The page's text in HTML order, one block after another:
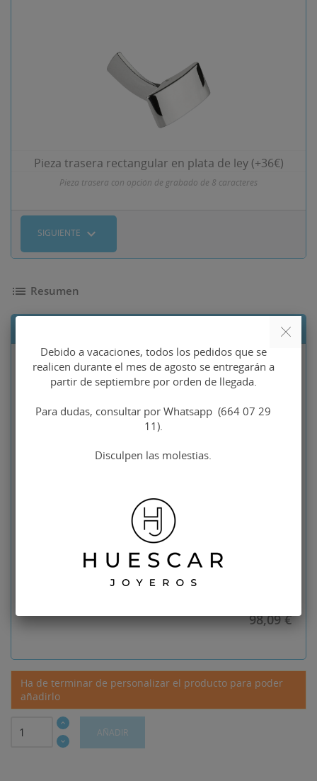
Pieza trasera rectangular en plata de ley (+36€)
Pieza trasera con opción de grabado de 8 caracteres
SIGUIENTE expand_more
list Resumen
Precio base
Gemelos
Calavera pirata
122,61 €
No seleccionado
Descuento: 20%
98,09 €
Ha de terminar de personalizar el producto para poder
añadirlo
AÑADIR
Debido a vacaciones, todos los pedidos que se
realicen durante el mes de agosto se entregarán a
partir de septiembre por orden de llegada.
Para dudas, consultar por Whatsapp (664 07 29
11).
Disculpen las molestias.